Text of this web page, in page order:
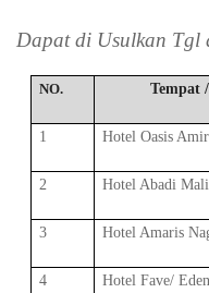
Dapat di Usulkan
NO. Tempat
1 Hotel Oasis
2 Hotel Abadi
3 Hotel Amaris
4 Hotel Fave/